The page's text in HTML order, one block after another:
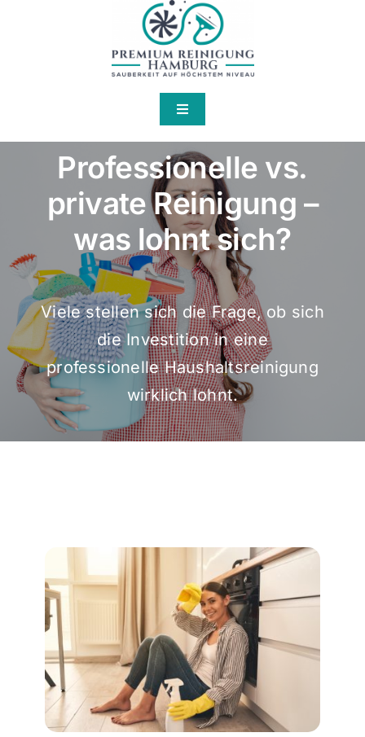
Toggle
Über Uns
Services
Kontakt
Professionelle vs.
private Reinigung –
was lohnt sich?
Viele stellen sich die Frage, ob sich
die Investition in eine
professionelle Haushaltsreinigung
wirklich lohnt.